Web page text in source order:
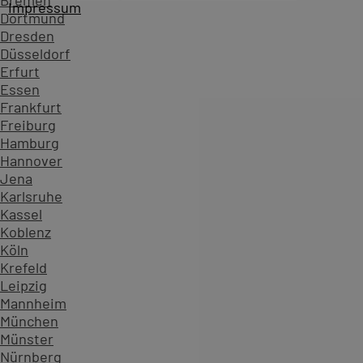
Dortmund
Dresden
Düsseldorf
Erfurt
Essen
Frankfurt
Freiburg
Hamburg
Hannover
Jena
Karlsruhe
Kassel
Koblenz
Köln
Krefeld
Leipzig
Mannheim
München
Münster
Nürnberg
Startseite
Zahlen, die Vertrauen schaffen - überzeugen Sie sich
234.629
Teilnehmende
904
Impressum